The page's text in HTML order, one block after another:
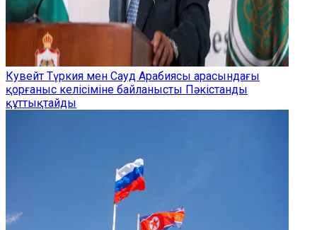
Кувейт Түркия мен Сауд Арабиясы арасындағы
қорғаныс келісіміне байланысты Пәкістанды
құттықтайды